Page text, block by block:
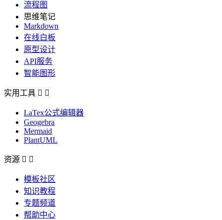
流程图
思维笔记
Markdown
在线白板
原型设计
API服务
智能图形
实用工具  
LaTex公式编辑器
Geogebra
Mermaid
PlantUML
资源  
模板社区
知识教程
专题频道
帮助中心